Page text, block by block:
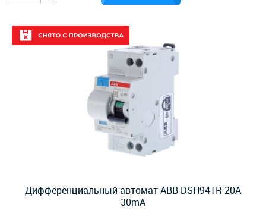
Дифференциальный автомат ABB DSH941R 20А
30mA